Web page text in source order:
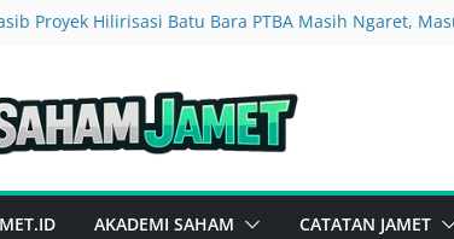
Proyek Hilirisasi Batu Bara PTBA Masih Ngaret,
Saham CNMA Babak Belur Gara Gara Film Jelek
TOWR Paruh Pertama 2026, Laba Bersih Naik Tapi
AKADEMI SAHAM CATATAN JAMET